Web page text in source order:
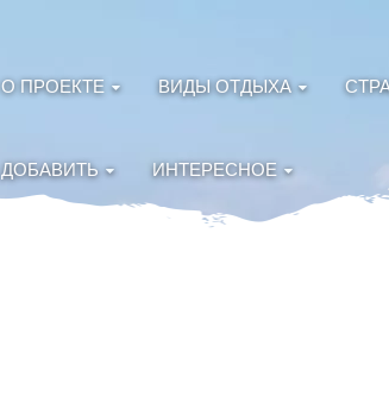
О ПРОЕКТЕ ВИДЫ ОТДЫХА
ДОБАВИТЬ ИНТЕРЕСНОЕ